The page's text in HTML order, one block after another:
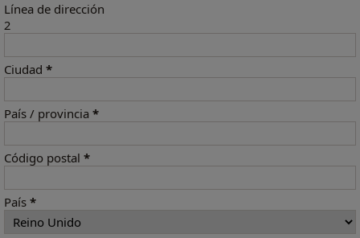
Línea de dirección
2
Ciudad *
País / provincia *
Código postal *
País *